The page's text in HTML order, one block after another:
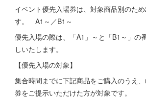
イベント優先入場券は、対象商品別のた
す。 A1～／B1～
優先入場の際は、「A1」～と「B1～」の
しいたします。
【優先入場の対象】
集合時間までに下記商品をご購入のうえ
券をご提示いただけた方が対象です。